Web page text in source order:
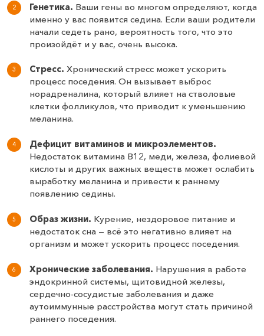
Генетика. Ваши гены во многом определяют, когда
именно у вас появится седина. Если ваши родители
начали седеть рано, вероятность того, что это
произойдёт и у вас, очень высока.
Стресс. Хронический стресс может ускорить
процесс поседения. Он вызывает выброс
норадреналина, который влияет на стволовые
клетки фолликулов, что приводит к уменьшению
меланина.
Дефицит витаминов и микроэлементов.
Недостаток витамина B12, меди, железа, фолиевой
кислоты и других важных веществ может ослабить
выработку меланина и привести к раннему
появлению седины.
Образ жизни. Курение, нездоровое питание и
недостаток сна — всё это негативно влияет на
организм и может ускорить процесс поседения.
Хронические заболевания. Нарушения в работе
эндокринной системы, щитовидной железы,
сердечно-сосудистые заболевания и даже
аутоиммунные расстройства могут стать причиной
раннего поседения.